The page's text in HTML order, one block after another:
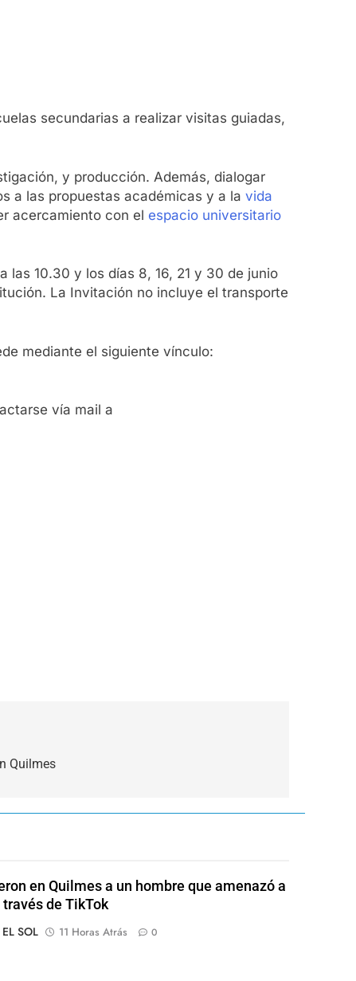
secundarias a realizar visitas guiadas,
y producción. Además, dialogar
a las propuestas académicas y a la vida
acercamiento con el espacio universitario
las 10.30 y los días 8, 16, 21 y 30 de junio
La Invitación no incluye el transporte
mediante el siguiente vínculo:
vía mail a
Quilmes
en Quilmes a un hombre que amenazó a
de TikTok
SOL
11 Horas Atrás 0